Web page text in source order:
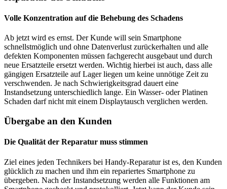
Volle Konzentration auf die Behebung des Schadens
Ab jetzt wird es ernst. Der Kunde will sein Smartphone
schnellstmöglich und ohne Datenverlust zurückerhalten und alle
defekten Komponenten müssen fachgerecht ausgebaut und durch
neue Ersatzteile ersetzt werden. Wichtig hierbei ist auch, dass alle
gängigen Ersatzteile auf Lager liegen um keine unnötige Zeit zu
verschwenden. Je nach Schwierigkeitsgrad dauert eine
Instandsetzung unterschiedlich lange. Ein Wasser- oder Platinen
Schaden darf nicht mit einem Displaytausch verglichen werden.
Übergabe an den Kunden
Die Qualität der Reparatur muss stimmen
Ziel eines jeden Technikers bei Handy-Reparatur ist es, den Kunden
glücklich zu machen und ihm ein repariertes Smartphone zu
übergeben. Nach der Instandsetzung werden alle Funktionen am